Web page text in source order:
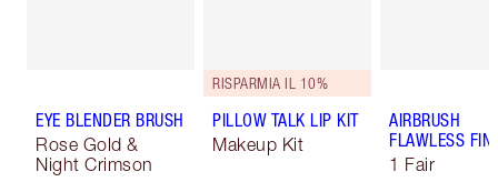
EYE BLENDER BRUSH
Rose Gold &
Night Crimson
RISPARMIA IL 10%
PILLOW TALK LIP KIT
Makeup Kit
AIRBRUSH
FLAWLESS
1 Fair